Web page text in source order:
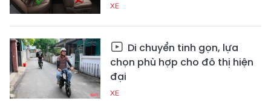
XE
Di chuyển tinh gọn, lựa
chọn phù hợp cho đô thị hiện
đại
XE